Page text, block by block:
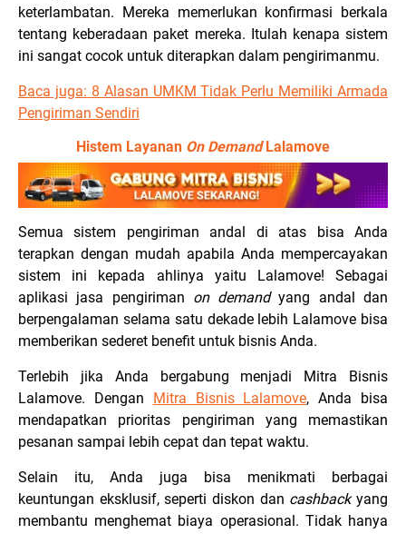
keterlambatan. Mereka memerlukan konfirmasi berkala
tentang keberadaan paket mereka. Itulah kenapa sistem
ini sangat cocok untuk diterapkan dalam pengirimanmu.
Baca juga: 8 Alasan UMKM Tidak Perlu Memiliki Armada
Pengiriman Sendiri
Histem Layanan On DemandLalamove
Semua sistem pengiriman andal di atas bisa Anda
terapkan dengan mudah apabila Anda mempercayakan
sistem ini kepada ahlinya yaitu Lalamove! Sebagai
aplikasi jasa pengiriman on demandyang andal dan
berpengalaman selama satu dekade lebih Lalamove bisa
memberikan sederet benefit untuk bisnis Anda.
Terlebih jika Anda bergabung menjadi Mitra Bisnis
Lalamove. Dengan Mitra Bisnis Lalamove, Anda bisa
mendapatkan prioritas pengiriman yang memastikan
pesanan sampai lebih cepat dan tepat waktu.
Selain itu, Anda juga bisa menikmati berbagai
keuntungan eksklusif, seperti diskon dan cashbackyang
membantu menghemat biaya operasional. Tidak hanya